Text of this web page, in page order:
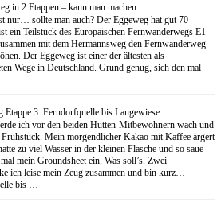
in 2 Etappen – kann man machen…
nur… sollte man auch? Der Eggeweg hat gut 70
ein Teilstück des Europäischen Fernwanderwegs E1
mit dem Hermannsweg den Fernwanderweg
Der Eggeweg ist einer der ältesten als
Wege in Deutschland. Grund genug, sich den mal
Etappe 3: Ferndorfquelle bis Langewiese
ich vor den beiden Hütten-Mitbewohnern wach und
Frühstück. Mein morgendlicher Kakao mit Kaffee ärgert
zu viel Wasser in der kleinen Flasche und so saue
mein Groundsheet ein. Was soll’s. Zwei
ich leise mein Zeug zusammen und bin kurz…
bis …